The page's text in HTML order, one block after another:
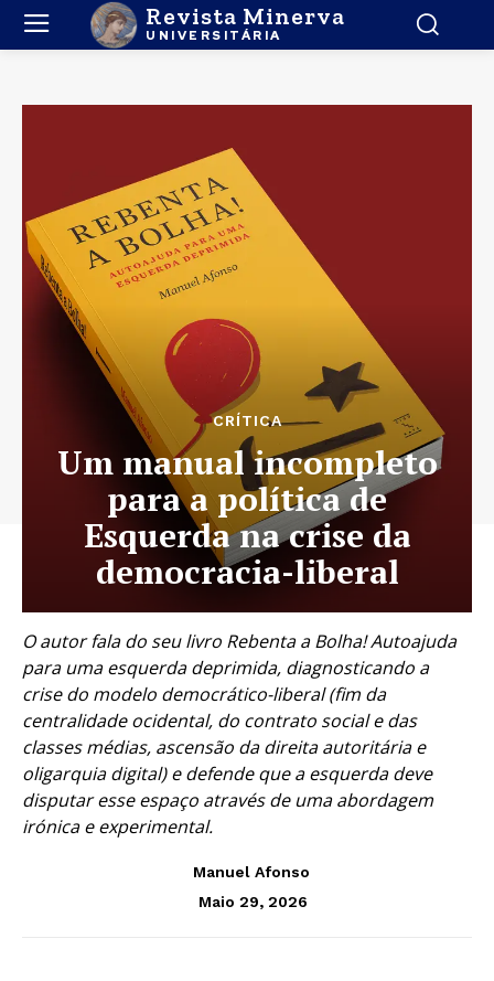
Revista Minerva
UNIVERSITÁRIA
CRÍTICA
Um manual incompleto
para a política de
Esquerda na crise da
democracia-liberal
O autor fala do seu livro Rebenta a Bolha! Autoajuda
para uma esquerda deprimida, diagnosticando a
crise do modelo democrático-liberal (fim da
centralidade ocidental, do contrato social e das
classes médias, ascensão da direita autoritária e
oligarquia digital) e defende que a esquerda deve
disputar esse espaço através de uma abordagem
irónica e experimental.
Manuel Afonso
Maio 29, 2026